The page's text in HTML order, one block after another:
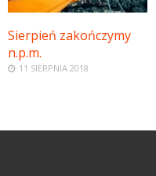
Sierpień zakończymy
n.p.m.
11 SIERPNIA 2018